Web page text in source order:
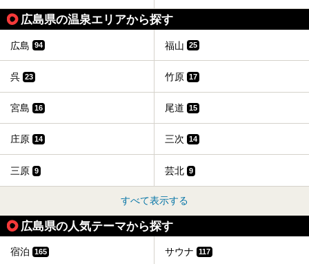
広島県の温泉エリアから探す
広島 94 福山 25
呉 23 竹原 17
宮島 16 尾道 15
庄原 14 三次 14
三原 9 芸北 9
すべて表示する
広島県の人気テーマから探す
宿泊 165 サウナ 117